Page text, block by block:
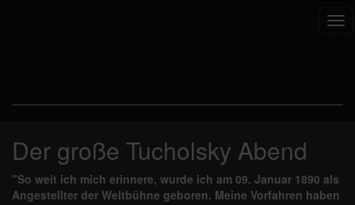
Der große Tucholsky Abend
"So weit ich mich erinnere, wurde ich am 09. Januar 1890 als
Angestellter der Weltbühne geboren. Meine Vorfahren haben